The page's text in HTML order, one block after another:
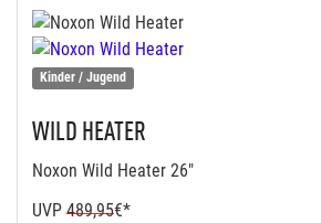
Kinder / Jugend
WILD HEATER
Noxon Wild Heater 26"
UVP 489,95€*